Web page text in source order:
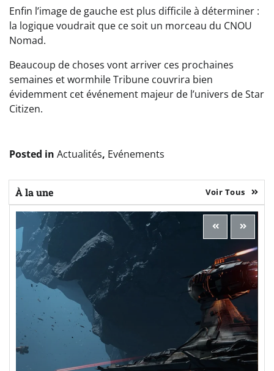
Enfin l’image de gauche est plus difficile à déterminer :
la logique voudrait que ce soit un morceau du CNOU
Nomad.
Beaucoup de choses vont arriver ces prochaines
semaines et wormhile Tribune couvrira bien
évidemment cet événement majeur de l’univers de Star
Citizen.
Posted in Actualités, Evénements
À la une Voir Tous